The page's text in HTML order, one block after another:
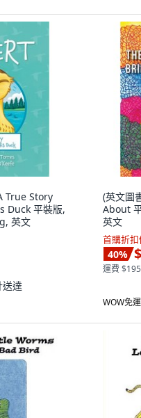
True Story
Duck 平裝版,
英文
送達
(英文圖
About
英文
首購折扣
40%
運費 $195
WOW免運